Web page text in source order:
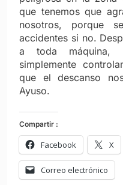
que tenemos que
nosotros, porque
accidentes si no.
a toda máquina,
simplemente
que el descanso
Ayuso.
Compartir :
Facebook X
Correo electrónico